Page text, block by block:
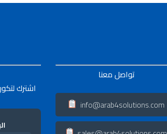
تواصل معنا
info@arab4solutions.com
اشترك